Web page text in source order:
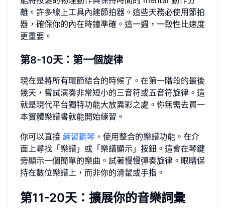
離。許多線上工具內建節拍器。這些天務必使用節拍
器，確保你的內在時鐘準確。這一週，一致性比速度
更重要。
第8-10天：第一個旋律
現在是將所有環節結合的時候了。在第一階段的最後
幾天，嘗試演奏非常短小的三音符或五音符旋律。這
就是現代平台獨特功能大放異彩之處。你無需去買一
本實體樂譜書就能開始練習。
你可以直接 練習鋼琴 ，使用整合的樂譜功能。在介
面上尋找「樂譜」或「樂譜顯示」按鈕。這會在琴鍵
旁顯示一個簡單的樂曲。試著慢慢彈奏旋律。眼睛保
持在數位樂譜上，而非你的滑鼠或手指。
第11-20天：擴展你的音樂詞彙